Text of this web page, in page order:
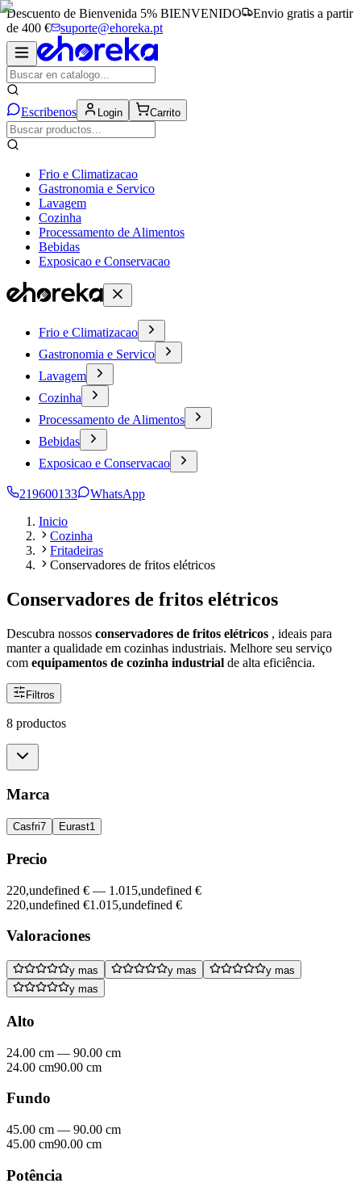
Descuento de Bienvenida 5% BIENVENIDO
Envio gratis a partir
de 400 €
suporte@ehoreka.pt
Escribenos Login Carrito
Frio e Climatizacao
Gastronomia e Servico
Lavagem
Cozinha
Processamento de Alimentos
Bebidas
Exposicao e Conservacao
Frio e Climatizacao
Gastronomia e Servico
Lavagem
Cozinha
Processamento de Alimentos
Bebidas
Exposicao e Conservacao
219600133
WhatsApp
Inicio
Cozinha
Fritadeiras
Conservadores de fritos elétricos
Conservadores de fritos elétricos
Descubra nossos conservadores de fritos elétricos , ideais para
manter a qualidade em cozinhas industriais. Melhore seu serviço
com equipamentos de cozinha industrial de alta eficiência.
Filtros
8 productos
Marca
Casfri7 Eurast1
Precio
220,undefined € — 1.015,undefined €
220,undefined €1.015,undefined €
Valoraciones
y mas y mas
y mas
y mas
Alto
24.00 cm — 90.00 cm
24.00 cm90.00 cm
Fundo
45.00 cm — 90.00 cm
45.00 cm90.00 cm
Potência